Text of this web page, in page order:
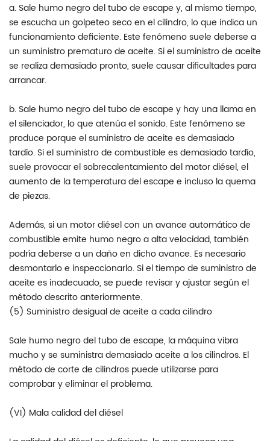
a. Sale humo negro del tubo de escape y, al mismo tiempo,
se escucha un golpeteo seco en el cilindro, lo que indica un
funcionamiento deficiente. Este fenómeno suele deberse a
un suministro prematuro de aceite. Si el suministro de aceite
se realiza demasiado pronto, suele causar dificultades para
arrancar.
b. Sale humo negro del tubo de escape y hay una llama en
el silenciador, lo que atenúa el sonido. Este fenómeno se
produce porque el suministro de aceite es demasiado
tardío. Si el suministro de combustible es demasiado tardío,
suele provocar el sobrecalentamiento del motor diésel, el
aumento de la temperatura del escape e incluso la quema
de piezas.
Además, si un motor diésel con un avance automático de
combustible emite humo negro a alta velocidad, también
podría deberse a un daño en dicho avance. Es necesario
desmontarlo e inspeccionarlo. Si el tiempo de suministro de
aceite es inadecuado, se puede revisar y ajustar según el
método descrito anteriormente.
(5) Suministro desigual de aceite a cada cilindro
Sale humo negro del tubo de escape, la máquina vibra
mucho y se suministra demasiado aceite a los cilindros. El
método de corte de cilindros puede utilizarse para
comprobar y eliminar el problema.
(VI) Mala calidad del diésel